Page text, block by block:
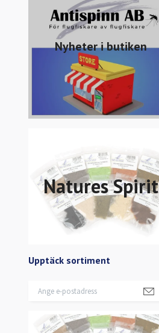
Nyheter i butiken
Natures Spirit
Upptäck sortiment